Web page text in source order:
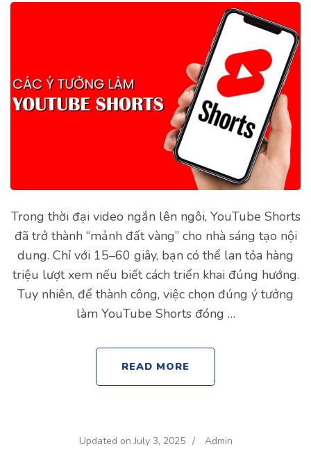
Trong thời đại video ngắn lên ngôi, YouTube Shorts
đã trở thành “mảnh đất vàng” cho nhà sáng tạo nội
dung. Chỉ với 15–60 giây, bạn có thể lan tỏa hàng
triệu lượt xem nếu biết cách triển khai đúng hướng.
Tuy nhiên, để thành công, việc chọn đúng ý tưởng
làm YouTube Shorts đóng …
READ MORE
Updated onJuly 3, 2025 / Admin